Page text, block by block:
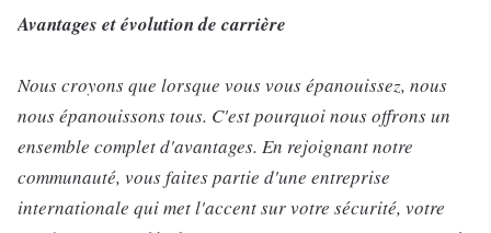
Avantages et évolution de carrière
Nous croyons que lorsque vous vous épanouissez, nous
nous épanouissons tous. C'est pourquoi nous offrons un
ensemble complet d'avantages. En rejoignant notre
communauté, vous faites partie d'une entreprise
internationale qui met l'accent sur votre sécurité, votre